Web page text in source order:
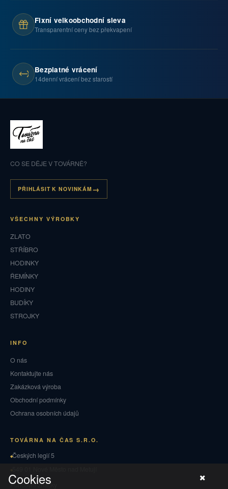
Fixní velkoobchodní sleva
Transparentní ceny bez překvapení
Bezplatné vrácení
14denní vrácení bez starostí
CO SE DĚJE V TOVÁRNĚ?
PŘIHLÁSIT K NOVINKÁM
VŠECHNY VÝROBKY
ZLATO
STŘÍBRO
HODINKY
ŘEMÍNKY
HODINY
BUDÍKY
STROJKY
INFO
O nás
Kontaktujte nás
Zakázková výroba
Obchodní podmínky
Ochrana osobních údajů
TOVÁRNA NA ČAS S.R.O.
Českých legií 5
Puncovní značky
Cookies